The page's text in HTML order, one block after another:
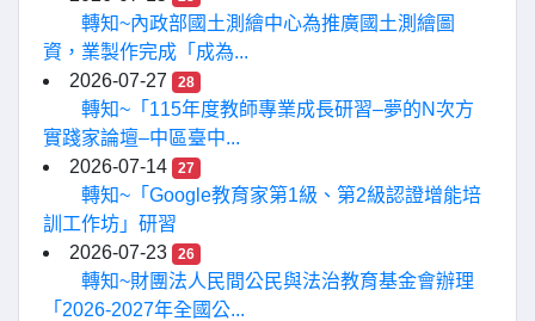
轉知~內政部國土測繪中心為推廣國土測繪圖
資，業製作完成「成為...
2026-07-27
28
轉知~「115年度教師專業成長研習–夢的N次方
實踐家論壇–中區臺中...
2026-07-14
27
轉知~「Google教育家第1級、第2級認證增能培
訓工作坊」研習
2026-07-23
26
轉知~財團法人民間公民與法治教育基金會辦理
「2026-2027年全國公...